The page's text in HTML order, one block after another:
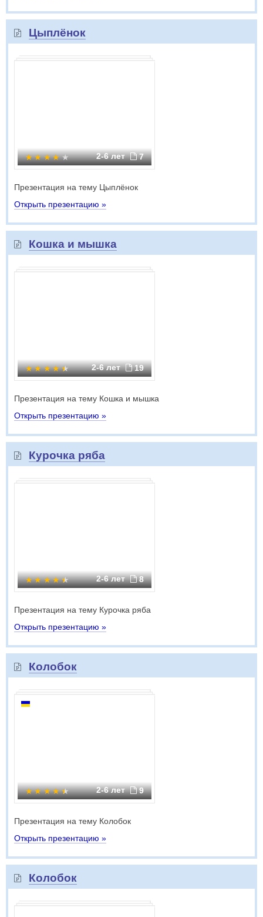
Цыплёнок
2-6 лет 7
Презентация на тему Цыплёнок
Открыть презентацию »
Кошка и мышка
2-6 лет 19
Презентация на тему Кошка и мышка
Открыть презентацию »
Курочка ряба
2-6 лет 8
Презентация на тему Курочка ряба
Открыть презентацию »
Колобок
2-6 лет 9
Презентация на тему Колобок
Открыть презентацию »
Колобок